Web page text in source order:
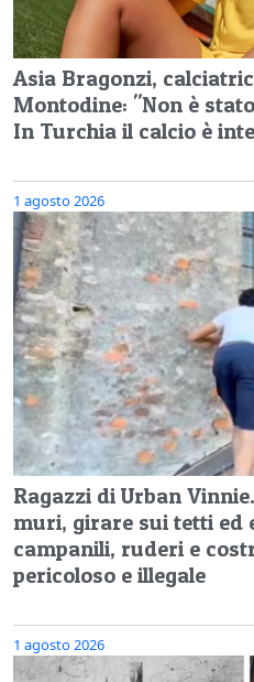
Asia Bragonzi,
Montodine: "Non è
In Turchia il calcio è
1 agosto 2026
Ragazzi di Urban
muri, girare sui tetti ed
campanili, ruderi e
pericoloso e illegale
1 agosto 2026